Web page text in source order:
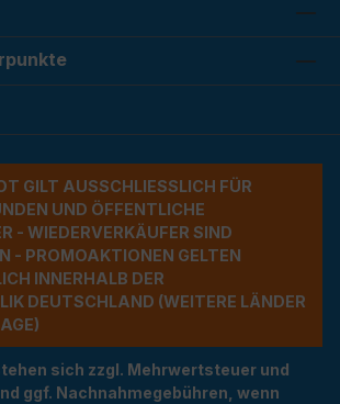
GILT AUSSCHLIESSLICH FÜR G
UND ÖFFENTLICHE A
WIEDERVERKÄUFER SIND A
PROMOAKTIONEN GELTEN A
INNERHALB DER BU
DEUTSCHLAND (WEITERE LÄNDER NU
sich zzgl. Mehrwertsteuer und
ggf. Nachnahmegebühren, wenn